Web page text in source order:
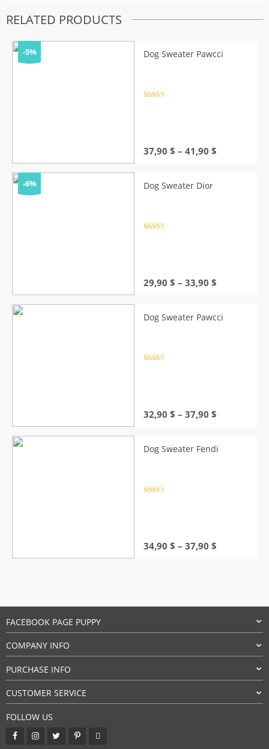
RELATED PRODUCTS
-5% Dog Sweater Pawcci
37,90 $ – 41,90 $
-6% Dog Sweater Dior
29,90 $ – 33,90 $
through
Dog Sweater Pawcci
32,90 $ – 37,90 $
through
Dog Sweater Fendi
34,90 $ – 37,90 $
FACEBOOK PAGE PUPPY
COMPANY INFO
PURCHASE INFO
CUSTOMER SERVICE
FOLLOW US